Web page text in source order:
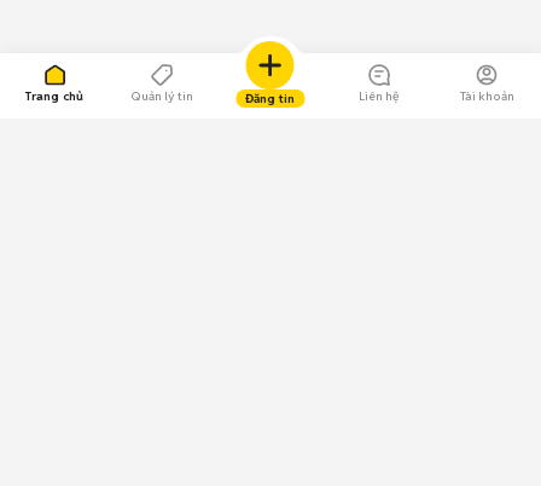
Trang chủ Quản lý tin Đăng tin Liên hệ Tài khoản